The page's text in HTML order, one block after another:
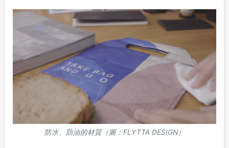
防水、防油的材質（圖：FLYTTA DESIGN）